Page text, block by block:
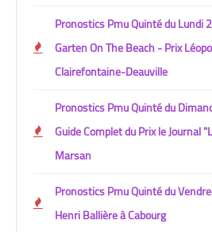
Pronostics Pmu Quinté du
Garten On The Beach - Prix
Clairefontaine-Deauville
Pronostics Pmu Quinté du
Guide Complet du Prix le Journal
Marsan
Pronostics Pmu Quinté du
Henri Ballière à Cabourg